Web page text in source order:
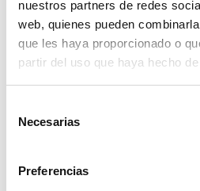
nuestros partners de redes
web, quienes pueden
que les haya proporcionado o
partir del uso que haya hecho
Necesarias
Preferencias
el sector de la carpintería
prestaciones
en
ventanas de madera de